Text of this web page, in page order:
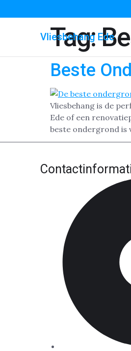
Vliesbehang Ede
Tag:
Beste
Vliesbehang is de
Ede of een
beste ondergrond is